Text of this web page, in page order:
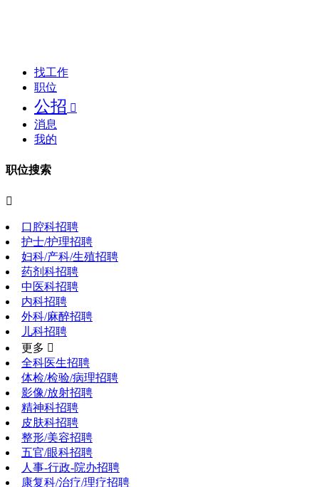
找工作
职位
公招 
消息
我的
职位搜索

口腔科招聘
护士/护理招聘
妇科/产科/生殖招聘
药剂科招聘
中医科招聘
内科招聘
外科/麻醉招聘
儿科招聘
更多 
全科医生招聘
体检/检验/病理招聘
影像/放射招聘
精神科招聘
皮肤科招聘
整形/美容招聘
五官/眼科招聘
人事-行政-院办招聘
康复科/治疗/理疗招聘